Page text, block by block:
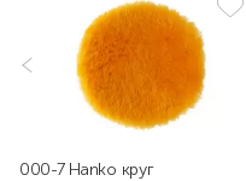
000-7 Hanko круг